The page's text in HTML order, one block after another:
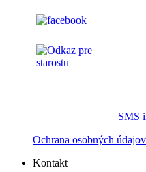
SMS
Ochrana osobných údajov
Kontakt